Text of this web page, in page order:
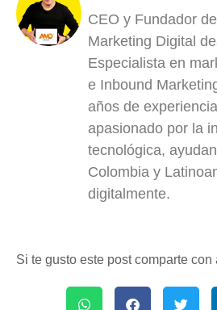
CEO y Fundador
Marketing Digital
Especialista en
e Inbound
años de
apasionado por la
tecnológica,
Colombia y
digitalmente.
Si te gusto este post comparte con